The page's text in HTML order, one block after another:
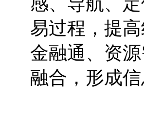
易过程，提
金融通、资
融合，形成信